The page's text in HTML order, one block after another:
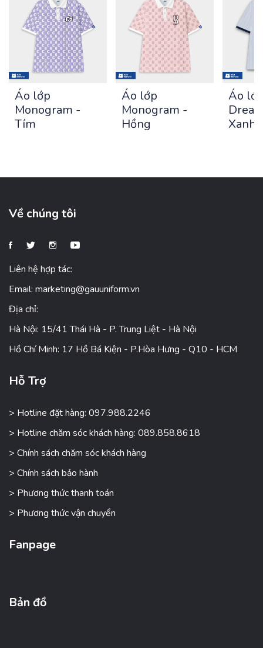
Áo lớp
Monogram -
Tím
Áo lớp
Monogram -
Hồng
Áo
Xanh
Về chúng tôi
Liên hệ hợp tác:
Email: marketing@gauuniform.vn
Địa chỉ:
Hà Nội: 15/41 Thái Hà - P. Trung Liệt - Hà Nội
Hồ Chí Minh: 17 Hồ Bá Kiện - P.Hòa Hưng - Q10 - HCM
Hỗ Trợ
> Hotline đặt hàng: 097.988.2246
> Hotline chăm sóc khách hàng: 089.858.8618
> Chính sách chăm sóc khách hàng
> Chính sách bảo hành
> Phương thức thanh toán
> Phương thức vận chuyển
Fanpage
Bản đồ